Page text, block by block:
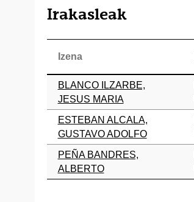
Irakasleak
Izena
BLANCO ILZARBE,
JESUS MARIA
ESTEBAN ALCALA,
GUSTAVO ADOLFO
PEÑA BANDRES,
ALBERTO